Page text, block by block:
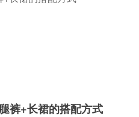
裤+长裙的搭配方式